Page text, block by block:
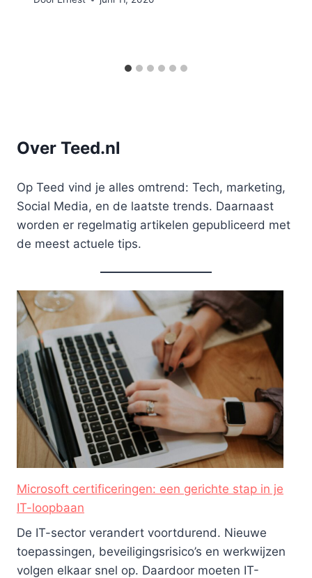
Over Teed.nl
Op Teed vind je alles omtrend: Tech, marketing,
Social Media, en de laatste trends. Daarnaast
worden er regelmatig artikelen gepubliceerd met
de meest actuele tips.
Microsoft certificeringen: een gerichte stap in je
IT-loopbaan
De IT-sector verandert voortdurend. Nieuwe
toepassingen, beveiligingsrisico’s en werkwijzen
volgen elkaar snel op. Daardoor moeten IT-